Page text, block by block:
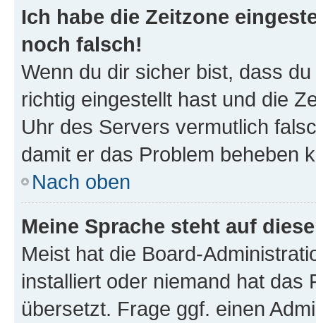
Ich habe die Zeitzone
noch falsch!
Wenn du dir sicher bist, dass
richtig eingestellt hast und die
Uhr des Servers vermutlich
damit er das Problem beheben
Nach oben
Meine Sprache steht auf
Meist hat die Board-
installiert oder niemand hat das
übersetzt. Frage ggf. einen